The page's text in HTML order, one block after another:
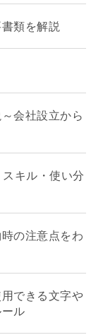
類を解説
会社設立から
キル・使い分
の注意点をわ
できる文字や
ル